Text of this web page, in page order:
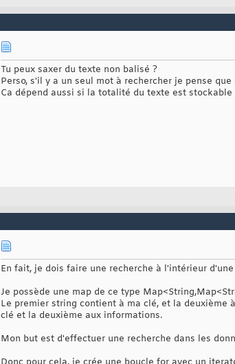
Tu peux saxer du texte non balisé ?
Perso, s'il y a un seul mot à rechercher je pense
Ca dépend aussi si la totalité du texte est
En fait, je dois faire une recherche à l'intérieur d'une
Je possède une map de ce type
Le premier string contient à ma clé, et la deuxième
clé et la deuxième aux informations.
Mon but est d'effectuer une recherche dans les